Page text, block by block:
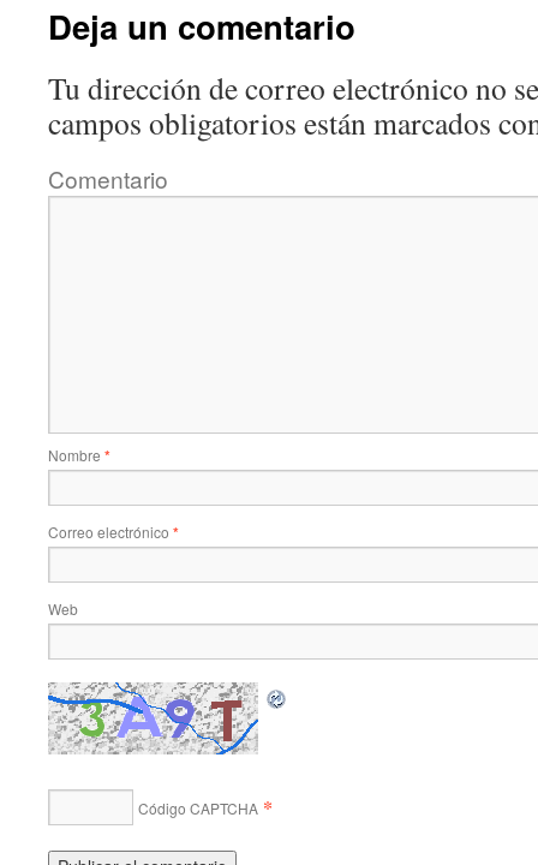
Deja un comentario
Tu dirección de correo electrónico no
campos obligatorios están marcados
Comentario
Nombre *
Correo electrónico *
Web
Código CAPTCHA *